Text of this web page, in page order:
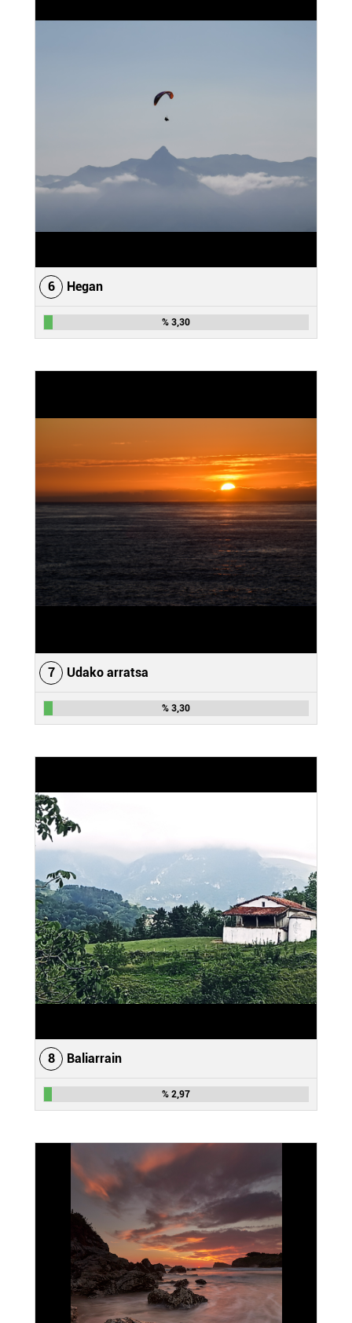
6 Hegan
% 3,30
7 Udako arratsa
% 3,30
8 Baliarrain
% 2,97